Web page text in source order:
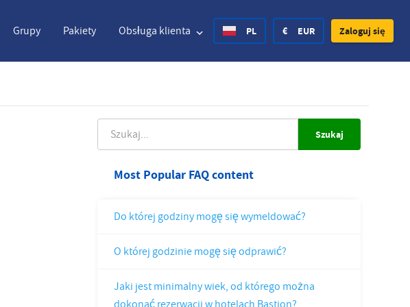
Grupy Pakiety Obsługa klienta PL
Hvratski
Finnish
Czech
€ EUR
Korona Norweska Polski Złoty
Korona Szwedzka CHF Frank Szwajcarski
Zaloguj się
Most Popular FAQ content
Do której godziny mogę się wymeldować?
O której godzinie mogę się odprawić?
Jaki jest minimalny wiek, od którego można